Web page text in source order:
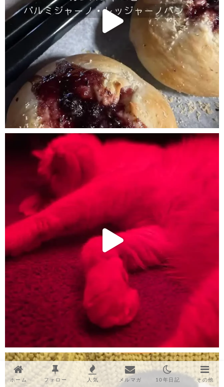
ホーム フォロー 人気 メルマガ 10年日記 その他